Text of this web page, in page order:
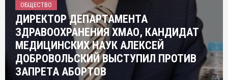
ОБЩЕСТВО
ДИРЕКТОР ДЕПАРТАМЕНТА
ЗДРАВООХРАНЕНИЯ ХМАО, КАНДИДАТ
МЕДИЦИНСКИХ НАУК АЛЕКСЕЙ
ДОБРОВОЛЬСКИЙ ВЫСТУПИЛ ПРОТИВ
ЗАПРЕТА АБОРТОВ